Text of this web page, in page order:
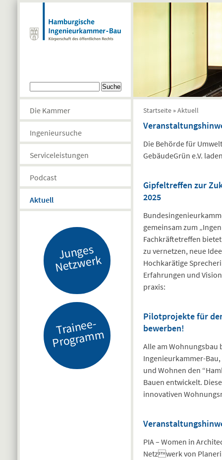
Direkt zum Inhalt
Suchformular
Die Kammer
Ingenieursuche
Serviceleistungen
Podcast
Aktuell
J
u
n
g
es
N
etz
w
er
k
Tr
ai
n
e
e-
Pr
o
gr
a
m
m
Sie sind hier
Startseite »Aktuell
Die Behörde für
GebäudeGrün e.V.
Gipfeltreffen zur
2025
gemeinsam zum
Fachkräftetreffen
zu vernetzen, neue
Hochkarätige
Erfahrungen und
praxis:
Pilotprojekte für
bewerben!
Alle am Wohnungsbau
Ingenieurkammer-
und Wohnen den
Bauen entwickelt.
innovativen
PIA – Women in
Netzwerk von